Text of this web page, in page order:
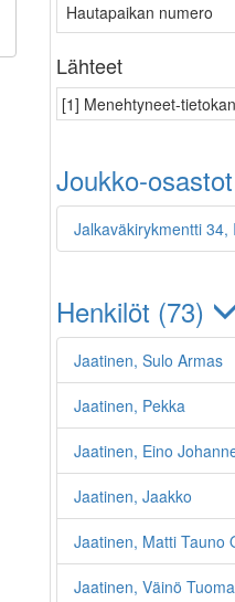
Hautapaikan numero
Lähteet
[1] Menehtyneet-
Joukko-
Jalkaväkirykmentti
Henkilöt (73)
Jaatinen, Sulo Armas
Jaatinen, Pekka
Jaatinen, Eino
Jaatinen, Jaakko
Jaatinen, Matti Tauno
Jaatinen, Väinö